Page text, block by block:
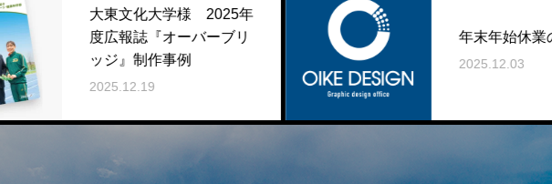
化大学様 2025年
誌『オーバーブリ
作事例
年末年始休業のお知らせ
2025.12.03